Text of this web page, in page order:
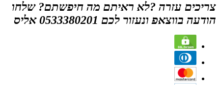
צריכים עזרה ?לא ראיתם מה חיפשתם? שלחו
הודעה בווצאפ ונעזור לכם 0533380201 אליס